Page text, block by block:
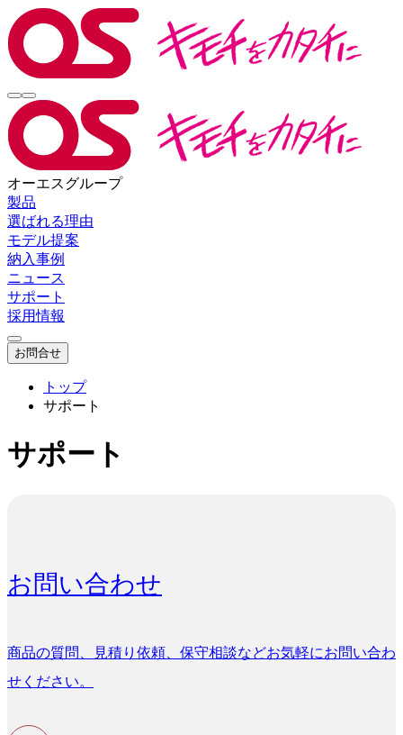
オーエスグループ
製品
選ばれる理由
モデル提案
納入事例
ニュース
サポート
採用情報
お問合せ
トップ
サポート
サポート
お問い合わせ
商品の質問、見積り依頼、保守相談などお気軽にお問い合わ
せください。